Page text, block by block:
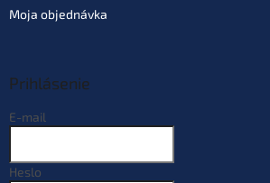
Moja objednávka
Prihlásenie
E-mail
Heslo